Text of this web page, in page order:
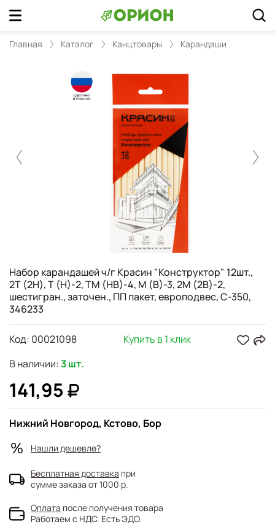
Главная Каталог Канцтовары Карандаши
Набор карандашей ч/г Красин "Конструктор" 12шт.,
2Т (2Н), Т (Н)-2, ТМ (НВ)-4, М (В)-3, 2М (2В)-2,
шестигран., заточен., ПП пакет, европодвес, С-350,
346233
В наличии:3 шт.
141,95
Код: 00021098 Купить в 1 клик
Нижний Новгород, Кстово, Бор
Нашли дешевле?
Бесплатная доставка при
сумме заказа от 1000 р.
Оплата после получения товара
Работаем с НДС. Есть ЭДО.